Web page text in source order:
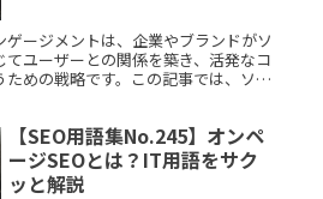
ージメントは、企業やブランドがソ
ユーザーとの関係を築き、活発なコ
ための戦略です。この記事では、ソー
【SEO用語集No.245】オンペ
ージSEOとは？IT用語をサク
ッと解説